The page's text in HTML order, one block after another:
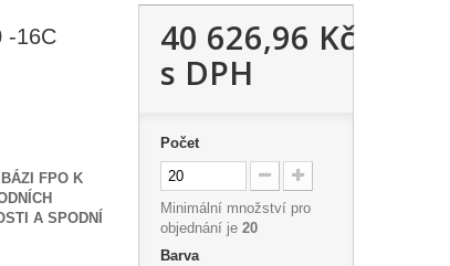
-16C
FPO K
A SPODNÍ
40 626,96 Kč
s DPH
Počet
Minimální množství pro
objednání je 20
Barva